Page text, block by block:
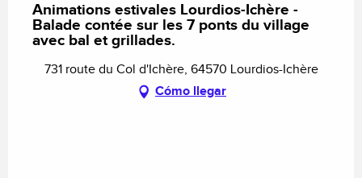
Animations estivales Lourdios-Ichère -
Balade contée sur les 7 ponts du village
avec bal et grillades.
731 route du Col d'Ichère, 64570 Lourdios-Ichère
Cómo llegar